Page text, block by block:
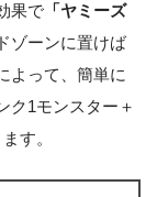
果で 「ヤミーズ
ゾーンに置けば
よって、簡単に
ク1モンスター＋
す。